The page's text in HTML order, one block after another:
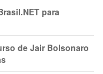
para
de Jair Bolsonaro